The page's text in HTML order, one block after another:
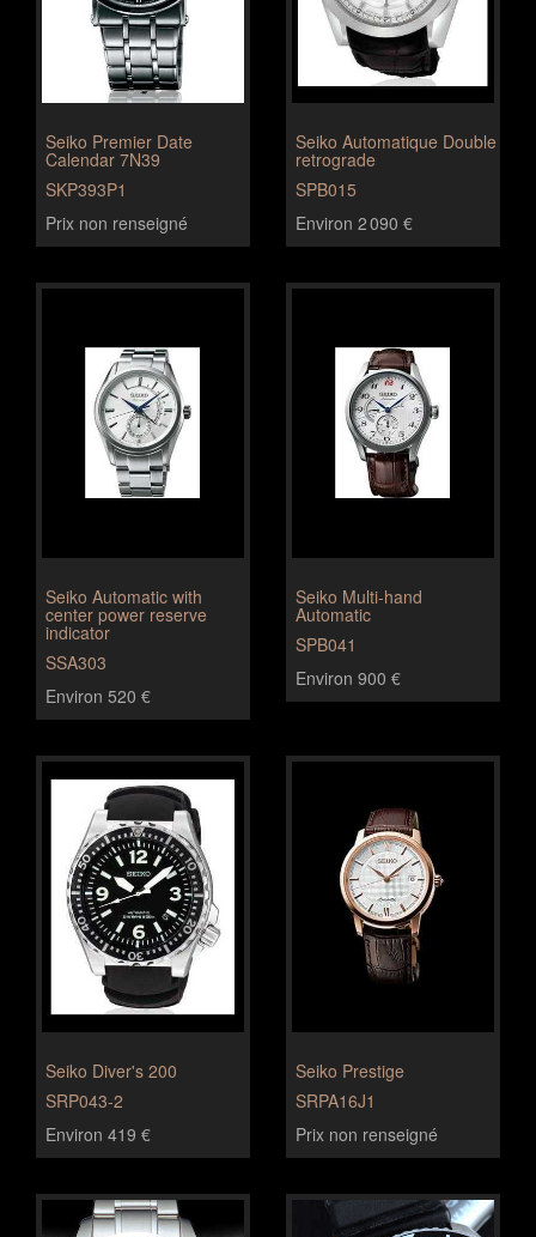
Seiko Premier Date
Calendar 7N39
SKP393P1
Prix non renseigné
Seiko Automatique Double
retrograde
SPB015
Environ 2 090 €
Seiko Automatic with
center power reserve
indicator
SSA303
Environ 520 €
Seiko Multi-hand
Automatic
SPB041
Environ 900 €
Seiko Diver's 200
SRP043-2
Environ 419 €
Seiko Prestige
SRPA16J1
Prix non renseigné